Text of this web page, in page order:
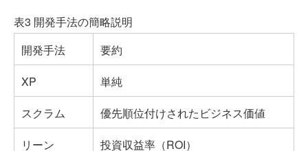
表3 開発手法の簡略説明
開発手法
要約
XP
単純
スクラム
優先順位付けされたビジネス価値
リーン
投資収益率（ROI）